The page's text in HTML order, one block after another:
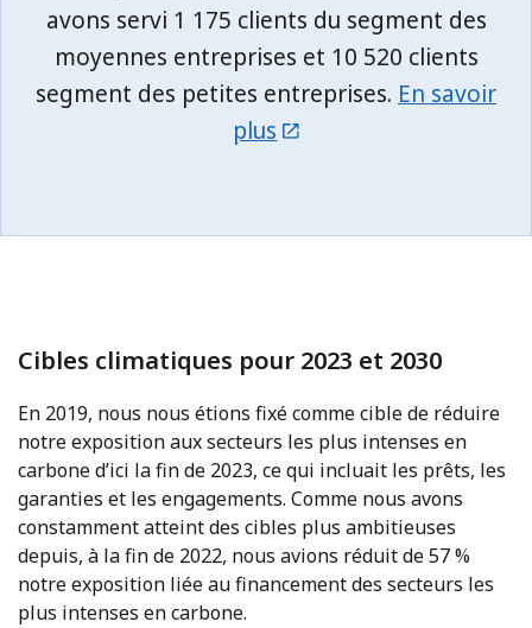
avons servi 1 175 clients du segment des
moyennes entreprises et 10 520 clients
segment des petites entreprises. En savoir
plus
Cibles climatiques pour 2023 et 2030
En 2019, nous nous étions fixé comme cible de réduire
notre exposition aux secteurs les plus intenses en
carbone d’ici la fin de 2023, ce qui incluait les prêts, les
garanties et les engagements. Comme nous avons
constamment atteint des cibles plus ambitieuses
depuis, à la fin de 2022, nous avions réduit de 57 %
notre exposition liée au financement des secteurs les
plus intenses en carbone.